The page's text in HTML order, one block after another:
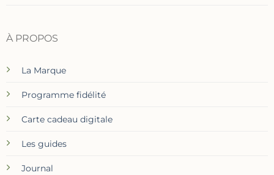
À PROPOS
La Marque
Programme fidélité
Carte cadeau digitale
Les guides
Journal